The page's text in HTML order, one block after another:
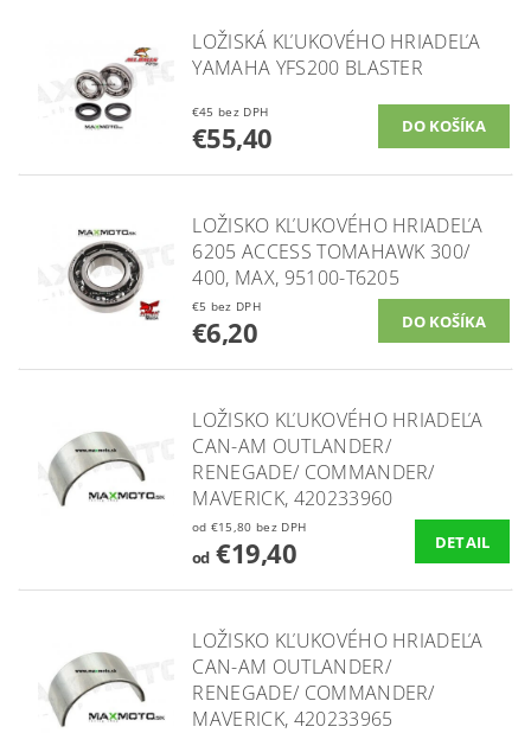
LOŽISKÁ KĽUKOVÉHO HRIADEĽA
YAMAHA YFS200 BLASTER
€45 bez DPH
€55,40
LOŽISKO KĽUKOVÉHO HRIADEĽA
6205 ACCESS TOMAHAWK 300/
400, MAX, 95100-T6205
€5 bez DPH
€6,20
LOŽISKO KĽUKOVÉHO HRIADEĽA
CAN-AM OUTLANDER/
RENEGADE/ COMMANDER/
MAVERICK, 420233960
od €15,80 bez DPH
od€19,40 DETAIL
LOŽISKO KĽUKOVÉHO HRIADEĽA
CAN-AM OUTLANDER/
RENEGADE/ COMMANDER/
MAVERICK, 420233965